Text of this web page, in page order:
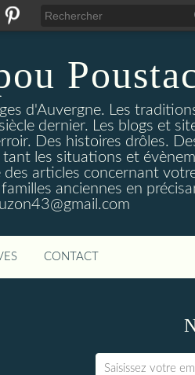
d'Auvergne. Les
dernier. Les blogs et
Des histoires drôles.
les situations et
articles concernant
anciennes en
CONTACT